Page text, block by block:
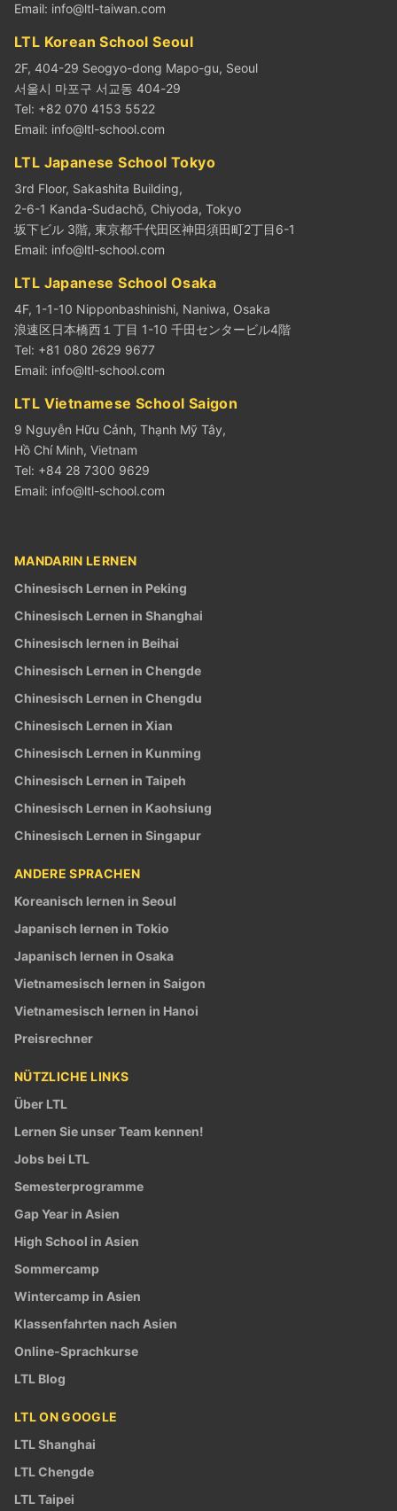
Email: info@ltl-taiwan.com
LTL Korean School Seoul
2F, 404-29 Seogyo-dong Mapo-gu, Seoul
서울시 마포구 서교동 404-29
Tel: +82 070 4153 5522
Email: info@ltl-school.com
LTL Japanese School Tokyo
3rd Floor, Sakashita Building,
2-6-1 Kanda-Sudachō, Chiyoda, Tokyo
坂下ビル 3階, 東京都千代田区神田須田町2丁目6-1
Email: info@ltl-school.com
LTL Japanese School Osaka
4F, 1-1-10 Nipponbashinishi, Naniwa, Osaka
浪速区日本橋西１丁目 1-10 千田センタービル4階
Tel: +81 080 2629 9677
Email: info@ltl-school.com
LTL Vietnamese School Saigon
9 Nguyễn Hữu Cảnh, Thạnh Mỹ Tây,
Hồ Chí Minh, Vietnam
Tel: +84 28 7300 9629
Email: info@ltl-school.com
MANDARIN LERNEN
Chinesisch Lernen in Peking
Chinesisch Lernen in Shanghai
Chinesisch lernen in Beihai
Chinesisch Lernen in Chengde
Chinesisch Lernen in Chengdu
Chinesisch Lernen in Xian
Chinesisch Lernen in Kunming
Chinesisch Lernen in Taipeh
Chinesisch Lernen in Kaohsiung
Chinesisch Lernen in Singapur
ANDERE SPRACHEN
Koreanisch lernen in Seoul
Japanisch lernen in Tokio
Japanisch lernen in Osaka
Vietnamesisch lernen in Saigon
Vietnamesisch lernen in Hanoi
Preisrechner
NÜTZLICHE LINKS
Über LTL
Lernen Sie unser Team kennen!
Jobs bei LTL
Semesterprogramme
Gap Year in Asien
High School in Asien
Sommercamp
Wintercamp in Asien
Klassenfahrten nach Asien
Online-Sprachkurse
LTL Blog
LTL ON GOOGLE
LTL Shanghai
LTL Chengde
LTL Taipei